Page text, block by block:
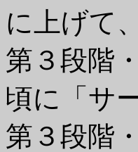
に上げて
第３段階
頃に「サ
第３段階